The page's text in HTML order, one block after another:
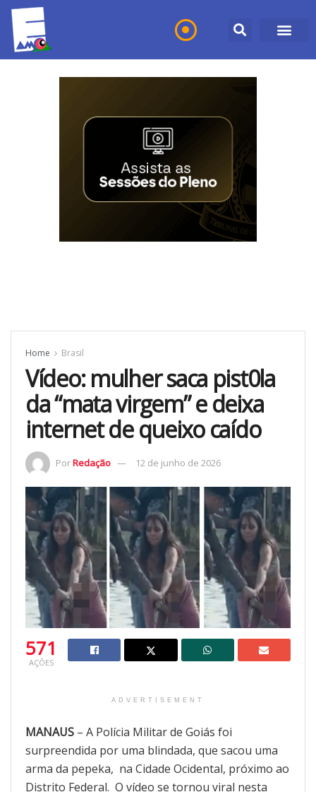
Home Brasil
Vídeo: mulher saca pist0la
da “mata virgem” e deixa
internet de queixo caído
PorRedação 12 de junho de 2026
571
AÇÕES
ADVERTISEMENT
MANAUS – A Polícia Militar de Goiás foi
surpreendida por uma blindada, que sacou uma
arma da pepeka, na Cidade Ocidental, próximo ao
Distrito Federal. O vídeo se tornou viral nesta